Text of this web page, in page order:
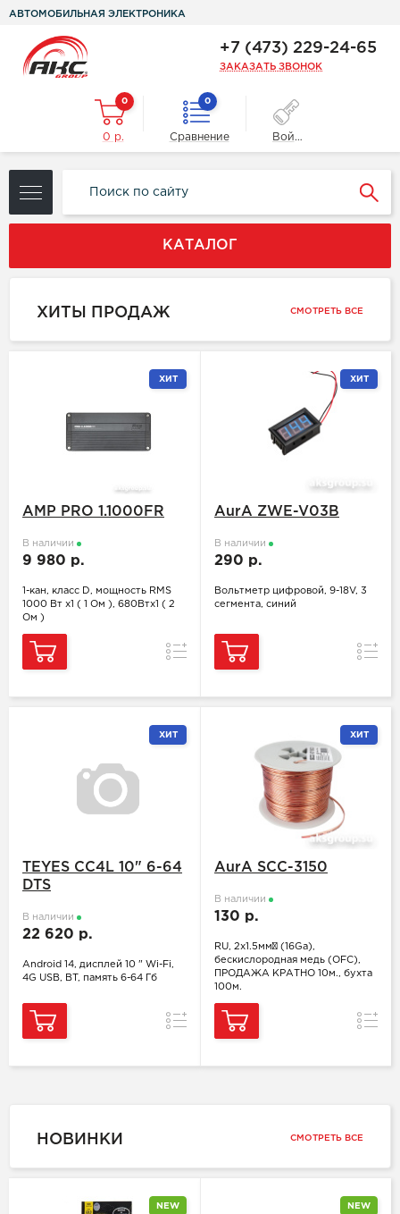
АВТОМОБИЛЬНАЯ ЭЛЕКТРОНИКА
+7 (473) 229-24-65
ЗАКАЗАТЬ ЗВОНОК
0
0 р.
0
Сравнение Войти
КАТАЛОГ
ХИТЫ ПРОДАЖ СМОТРЕТЬ ВСЕ
ХИТ
AMP PRO 1.1000FR
В наличии
9 980 р.
1-кан, класс D, мощность RMS
1000 Вт х1 ( 1 Ом ), 680Втх1 ( 2
Ом )
Сравнить
ХИТ
AurA ZWE-V03B
В наличии
290 р.
Вольтметр цифровой, 9-18V, 3
сегмента, синий
ХИТ
TEYES CC4L 10" 6-64
DTS
В наличии
22 620 р.
Android 14, дисплей 10 " Wi-Fi,
4G USB, BT, память 6-64 Гб
Сравнить
ХИТ
AurA SCC-3150
В наличии
130 р.
RU, 2x1.5мм² (16Ga),
бескислородная медь (OFC),
ПРОДАЖА КРАТНО 10м., бухта
100м.
НОВИНКИ СМОТРЕТЬ ВСЕ
NEW NEW